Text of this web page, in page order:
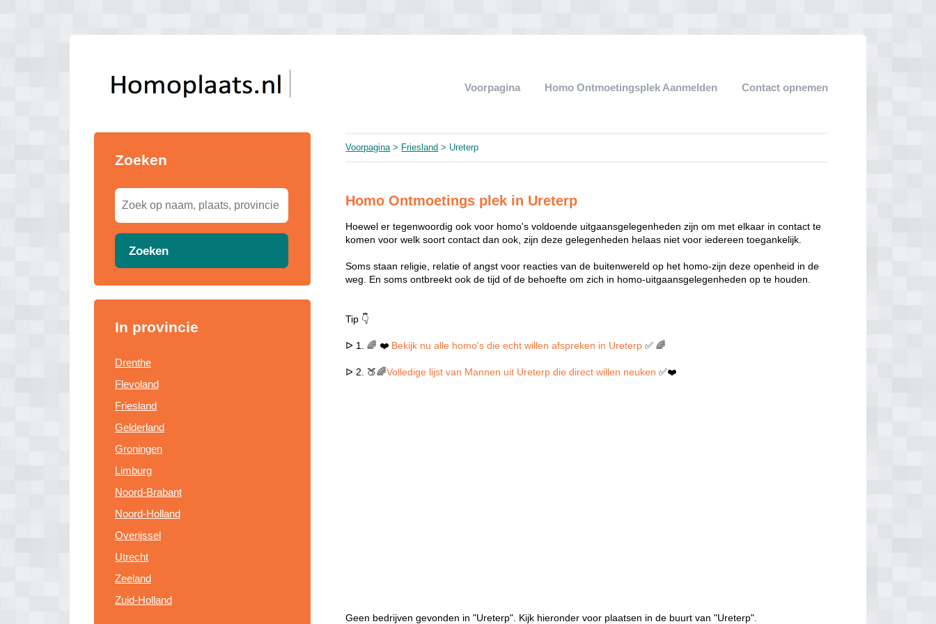
Voorpagina Homo Ontmoetingsplek Aanmelden Contact opnemen
Zoeken
Zoeken
In provincie
Drenthe
Flevoland
Friesland
Gelderland
Groningen
Limburg
Noord-Brabant
Noord-Holland
Overijssel
Utrecht
Zeeland
Zuid-Holland
Voorpagina> Friesland > Ureterp
Homo Ontmoetings plek in Ureterp
Hoewel er tegenwoordig ook voor homo's voldoende uitgaansgelegenheden zijn om met elkaar in contact te
komen voor welk soort contact dan ook, zijn deze gelegenheden helaas niet voor iedereen toegankelijk.
Soms staan religie, relatie of angst voor reacties van de buitenwereld op het homo-zijn deze openheid in de
weg. En soms ontbreekt ook de tijd of de behoefte om zich in homo-uitgaansgelegenheden op te houden.
Tip 👇
ᐅ 1. 🌈 ❤️ Bekijk nu alle homo's die echt willen afspreken in Ureterp ✅ 🌈
ᐅ 2. 🍑🌈Volledige lijst van Mannen uit Ureterp die direct willen neuken✅❤️
Geen bedrijven gevonden in "Ureterp". Kijk hieronder voor plaatsen in de buurt van "Ureterp".